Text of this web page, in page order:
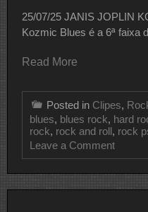
25/07/25 JANIS JOPLIN
Kozmic Blues é a 6ª faixa
Read More
Posted in Clipes,
blues, blues rock, hard
rock, rock and roll, rock
Leave a Commenton
CLIPE
JANIS